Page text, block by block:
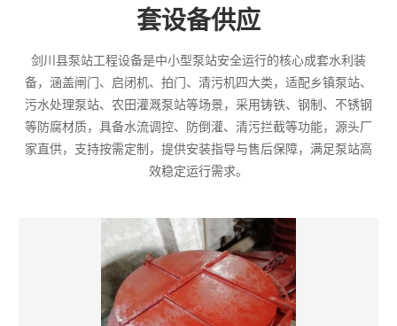
套设备供应
剑川县泵站工程设备是中小型泵站安全运行的核心成套水利装
备，涵盖闸门、启闭机、拍门、清污机四大类，适配乡镇泵站、
污水处理泵站、农田灌溉泵站等场景，采用铸铁、钢制、不锈钢
等防腐材质，具备水流调控、防倒灌、清污拦截等功能，源头厂
家直供，支持按需定制，提供安装指导与售后保障，满足泵站高
效稳定运行需求。